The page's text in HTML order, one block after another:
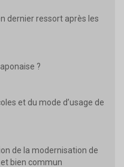
dernier ressort après les
?
et du mode d’usage de
de la modernisation de
bien commun